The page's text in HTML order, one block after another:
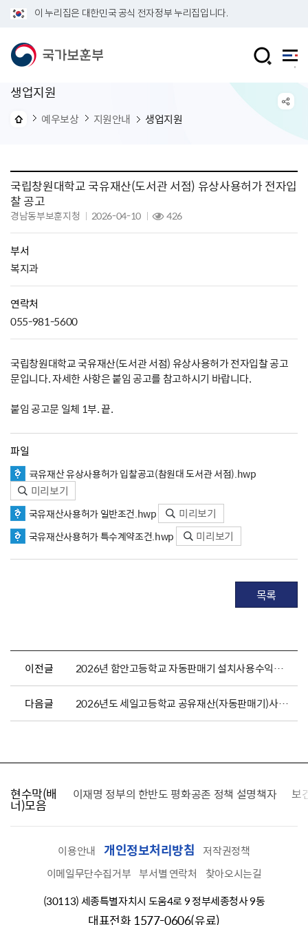
이 누리집은 대한민국 공식 전자정부 누리집입니다.
생업지원
예우보상 지원안내 생업지원
국립창원대학교 국유재산(도서관 서점) 유상사용허가 전자입
찰 공고
경남동부보훈지청 2026-04-10 426
부서
복지과
연락처
055-981-5600
국립창원대학교 국유재산(도서관 서점) 유상사용허가 전자입찰 공고
문입니다. 자세한 사항은 붙임 공고를 참고하시기 바랍니다.
붙임 공고문 일체 1부. 끝.
파일
귝유재산 유상사용허가 입찰공고(참원대 도서관 서점).hwp
미리보기
국유재산사용허가 일반조건.hwp 미리보기
국유재산사용허가 특수계약조건.hwp 미리보기
목록
이전글 2026년 함안고등학교 자동판매기 설치사용수익허가 입찰 공고
다음글 2026년도 세일고등학교 공유재산(자동판매기)사용 수익허가 입찰 공고
현수막(배
너)모음
찾습니다 이재명 정부의 한반도 평화공존 정책 설명책자 보
이용안내 개인정보처리방침
저작권정책
이메일무단수집거부 부서별 연락처
찾아오시는길
(30113) 세종특별자치시 도움4로 9 정부세종청사 9동
대표전화 1577-0606(유료)